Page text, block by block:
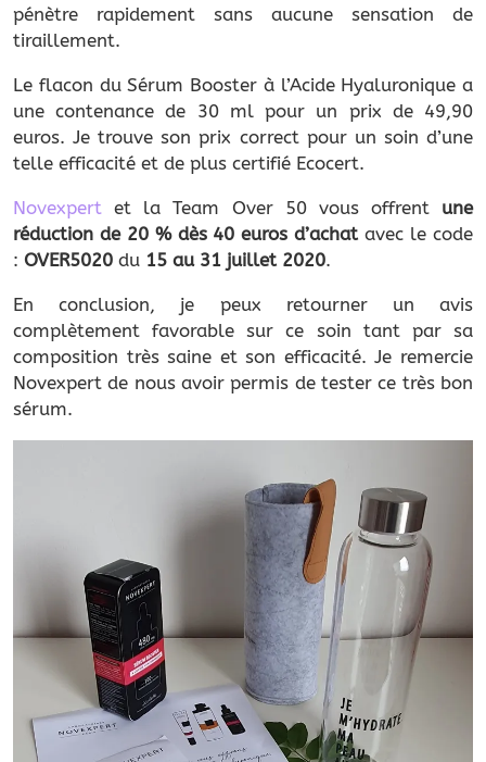
pénètre rapidement sans aucune sensation de
tiraillement.
Le flacon du Sérum Booster à l’Acide Hyaluronique a
une contenance de 30 ml pour un prix de 49,90
euros. Je trouve son prix correct pour un soin d’une
telle efficacité et de plus certifié Ecocert.
Novexpert et la Team Over 50 vous offrent une
réduction de 20 % dès 40 euros d’achat avec le code
: OVER5020 du 15 au 31 juillet 2020.
En conclusion, je peux retourner un avis
complètement favorable sur ce soin tant par sa
composition très saine et son efficacité. Je remercie
Novexpert de nous avoir permis de tester ce très bon
sérum.